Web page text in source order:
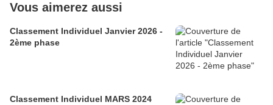
Vous aimerez aussi
Classement Individuel Janvier 2026 -
2ème phase
Classement Individuel MARS 2024